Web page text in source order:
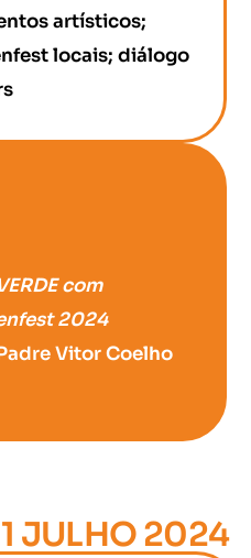
artísticos;
locais; diálogo
com
2024
Vitor Coelho
JULHO 2024